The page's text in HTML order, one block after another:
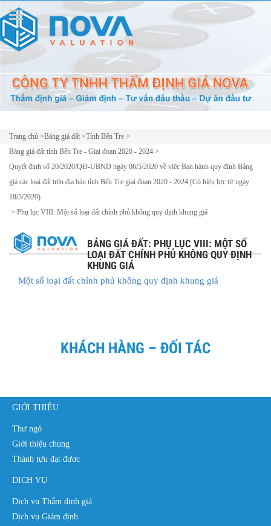
Trang chủ >Bảng giá đất >Tỉnh Bến Tre >
Bảng giá đất tỉnh Bến Tre - Giai đoạn 2020 - 2024 >
Quyết định số 20/2020/QĐ-UBND ngày 06/5/2020 về việc Ban hành quy định Bảng
giá các loại đất trên địa bàn tỉnh Bến Tre giai đoạn 2020 - 2024 (Có hiệu lực từ ngày
18/5/2020)
> Phụ lục VIII: Một số loại đất chính phủ không quy định khung giá
BẢNG GIÁ ĐẤT: PHỤ LỤC VIII: MỘT SỐ
LOẠI ĐẤT CHÍNH PHỦ KHÔNG QUY ĐỊNH
KHUNG GIÁ
Một số loại đất chính phủ không quy định khung giá
KHÁCH HÀNG – ĐỐI TÁC
GIỚI THIỆU
Thư ngỏ
Giới thiệu chung
Thành tựu đạt được
DỊCH VỤ
Dịch vụ Thẩm định giá
Dịch vụ Giám định